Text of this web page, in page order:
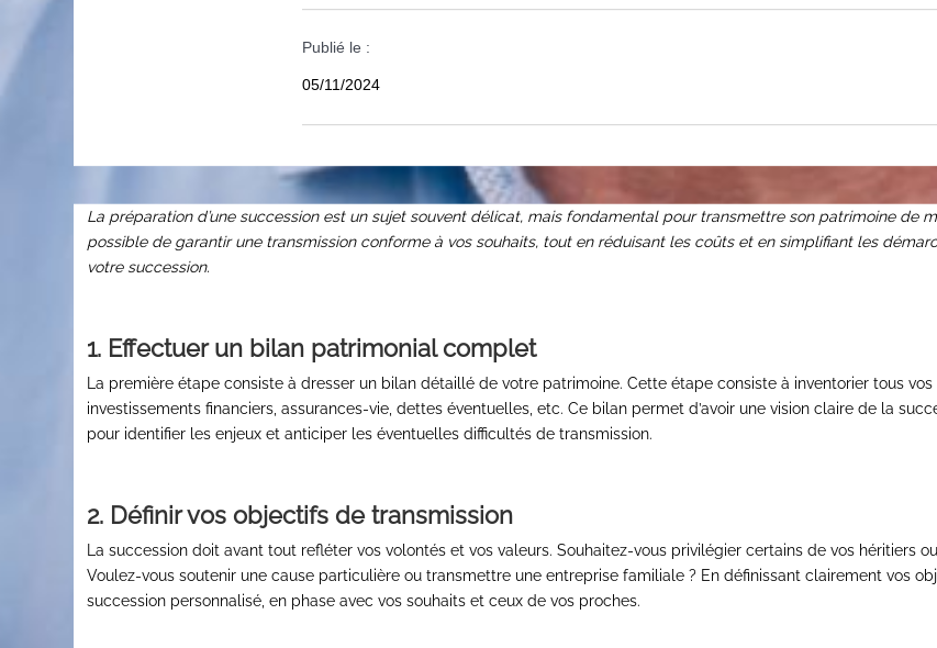
Publié le :
05/11/2024
La préparation d’une succession est un sujet souvent délicat, mais fondamental pour transmettre son patrimoine de
possible de garantir une transmission conforme à vos souhaits, tout en réduisant les coûts et en simplifiant les
votre succession.
1. Effectuer un bilan patrimonial complet
La première étape consiste à dresser un bilan détaillé de votre patrimoine. Cette étape consiste à inventorier tous
investissements financiers, assurances-vie, dettes éventuelles, etc. Ce bilan permet d’avoir une vision claire de la
pour identifier les enjeux et anticiper les éventuelles difficultés de transmission.
2. Définir vos objectifs de transmission
La succession doit avant tout refléter vos volontés et vos valeurs. Souhaitez-vous privilégier certains de vos héritiers
Voulez-vous soutenir une cause particulière ou transmettre une entreprise familiale ? En définissant clairement vos
succession personnalisé, en phase avec vos souhaits et ceux de vos proches.